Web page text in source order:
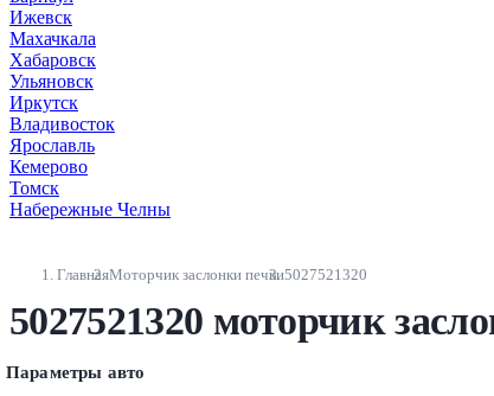
Ижевск
Махачкала
Хабаровск
Ульяновск
Иркутск
Владивосток
Ярославль
Кемерово
Томск
Набережные Челны
ГлавнаяМоторчик заслонки печки5027521320
5027521320 моторчик
Параметры авто